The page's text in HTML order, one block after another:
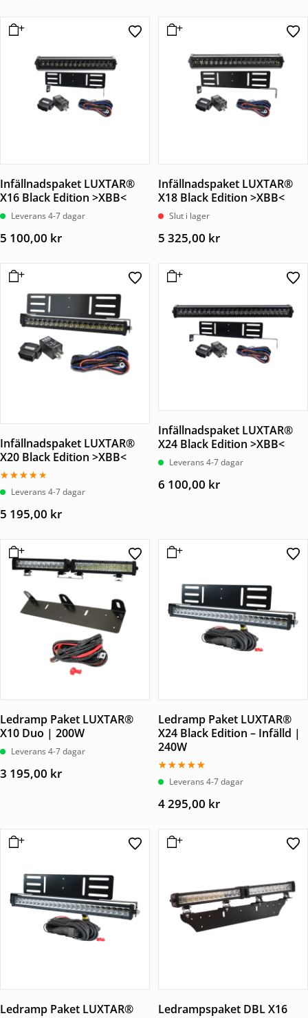
Infällnadspaket LUXTAR®
X16 Black Edition >XBB<
Leverans 4-7 dagar
5 100,00 kr
Infällnadspaket LUXTAR®
X18 Black Edition >XBB<
Slut i lager
5 325,00 kr
Infällnadspaket LUXTAR®
X20 Black Edition >XBB<
Betygsatt
3.50Leverans 4-7 dagar
5 195,00 kr
Infällnadspaket LUXTAR®
X24 Black Edition >XBB<
Leverans 4-7 dagar
6 100,00 kr
Ledramp Paket LUXTAR®
X10 Duo | 200W
Leverans 4-7 dagar
3 195,00 kr
Ledramp Paket LUXTAR®
X24 Black Edition – Infälld |
240W
Betygsatt
5.00Leverans 4-7 dagar
4 295,00 kr
Ledramp Paket LUXTAR®
Ledrampspaket DBL X16